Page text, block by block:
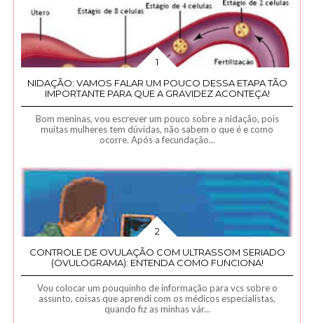
NIDAÇÃO: VAMOS FALAR UM POUCO DESSA ETAPA TÃO
IMPORTANTE PARA QUE A GRAVIDEZ ACONTEÇA!
Bom meninas, vou escrever um pouco sobre a nidação, pois
muitas mulheres tem dúvidas, não sabem o que é e como
ocorre. Após a fecundação...
CONTROLE DE OVULAÇÃO COM ULTRASSOM SERIADO
(OVULOGRAMA): ENTENDA COMO FUNCIONA!
Vou colocar um pouquinho de informação para vcs sobre o
assunto, coisas que aprendi com os médicos especialistas,
quando fiz as minhas vár...